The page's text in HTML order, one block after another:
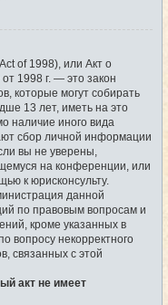
of 1998), или Акт о
1998 г. — это закон
которые могут собирать
13 лет, иметь на это
наличие иного вида
сбор личной информации
вы не уверены,
на конференции, или
к юрисконсульту.
данной
по правовым вопросам и
кроме указанных в
вопросу некорректного
связанных с этой
акт не имеет